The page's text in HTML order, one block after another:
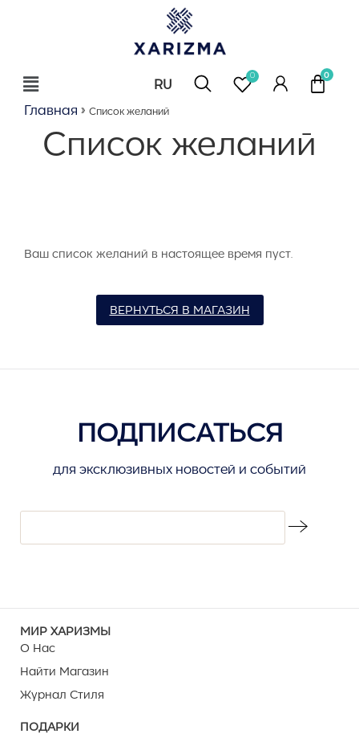
RU
EN 0
Главная » Список желаний
Список желаний
Ваш список желаний в настоящее время пуст.
ВЕРНУТЬСЯ В МАГАЗИН
ПОДПИСАТЬСЯ
для эксклюзивных новостей и событий
МИР ХАРИЗМЫ
О Нас
Найти Магазин
Журнал Стиля
ПОДАРКИ